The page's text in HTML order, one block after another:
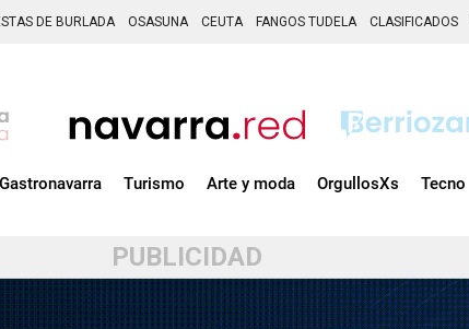
DE BURLADA OSASUNA CEUTA FANGOS TUDELA CLASIFICADOS
Gastronavarra Turismo Arte y moda OrgullosXs Tecno
PUBLICIDAD